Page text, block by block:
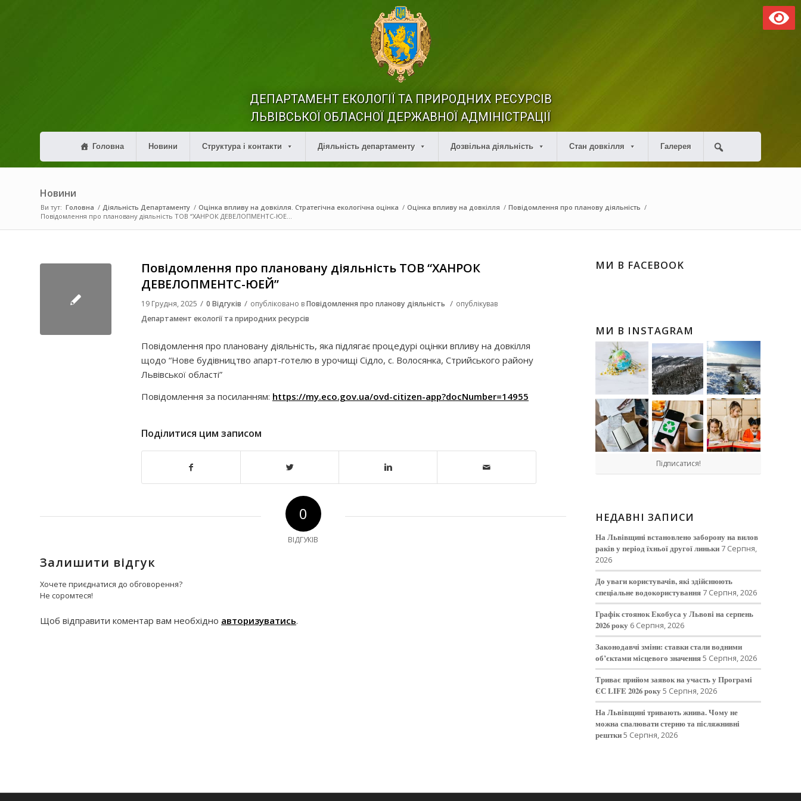
ДЕПАРТАМЕНТ ЕКОЛОГІЇ ТА ПРИРОДНИХ РЕСУРСІВ
ЛЬВІВСЬКОЇ ОБЛАСНОЇ ДЕРЖАВНОЇ АДМІНІСТРАЦІЇ
Головна Новини Структура і контакти Діяльність департаменту Дозвільна діяльність Стан довкілля Галерея
Новини
Ви тут: Головна / Діяльність Департаменту / Оцінка впливу на довкілля. Стратегічна екологічна оцінка / Оцінка впливу на довкілля / Повідомлення про планову діяльність /
Повідомлення про плановану діяльність ТОВ “ХАНРОК ДЕВЕЛОПМЕНТС-ЮЕ...
Повідомлення про плановану діяльність ТОВ “ХАНРОК
ДЕВЕЛОПМЕНТС-ЮЕЙ”
19 Грудня, 2025 / 0 Відгуків / опубліковано вПовідомлення про планову діяльність / опублікував
Департамент екології та природних ресурсів
Повідомлення про плановану діяльність, яка підлягає процедурі оцінки впливу на довкілля
щодо “Нове будівництво апарт-готелю в урочищі Сідло, с. Волосянка, Стрийського району
Львівської області”
Повідомлення за посиланням: https://my.eco.gov.ua/ovd-citizen-app?docNumber=14955
Поділитися цим записом
0
ВІДГУКІВ
Залишити відгук
Хочете приєднатися до обговорення?
Не соромтеся!
Щоб відправити коментар вам необхідно авторизуватись.
МИ В FACEBOOK
МИ В INSTAGRAM
Підписатися!
НЕДАВНІ ЗАПИСИ
На Львівщині встановлено заборону на вилов
раків у період їхньої другої линьки 7 Серпня,
2026
До уваги користувачів, які здійснюють
спеціальне водокористування 7 Серпня, 2026
Графік стоянок Екобуса у Львові на серпень
2026 року 6 Серпня, 2026
Законодавчі зміни: ставки стали водними
об’єктами місцевого значення5 Серпня, 2026
Триває прийом заявок на участь у Програмі
ЄС LIFE 2026 року5 Серпня, 2026
На Львівщині тривають жнива. Чому не
можна спалювати стерню та післяжнивні
рештки5 Серпня, 2026